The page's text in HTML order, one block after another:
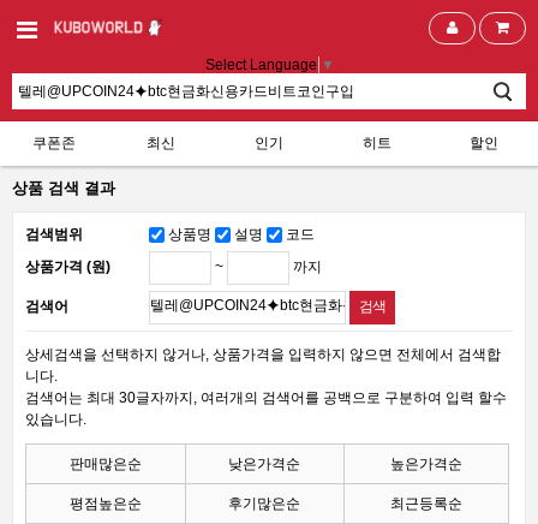
Select Language ▼
쿠폰존 최신 인기 히트 할인
상품 검색 결과
검색범위 상품명 설명
코드
상품가격 (원)
~ 까지
검색어
상세검색을 선택하지 않거나, 상품가격을 입력하지 않으면 전체에서 검색합
니다.
검색어는 최대 30글자까지, 여러개의 검색어를 공백으로 구분하여 입력 할수
있습니다.
판매많은순 낮은가격순 높은가격순
평점높은순 후기많은순 최근등록순